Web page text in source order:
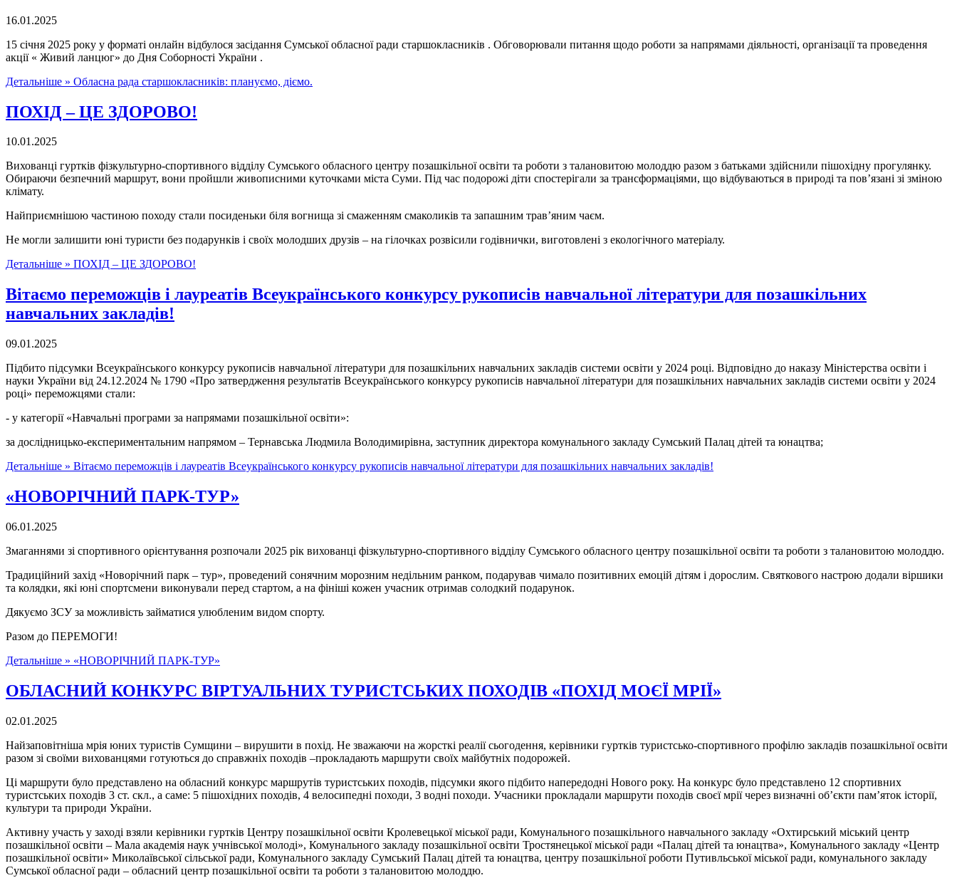
16.01.2025
15 січня 2025 року у форматі онлайн відбулося засідання Сумської обласної ради старшокласників . Обговорювали питання щодо роботи за напрямами діяльності, організації та проведення
акції « Живий ланцюг» до Дня Соборності України .
Детальніше » Обласна рада старшокласників: плануємо, діємо.
ПОХІД – ЦЕ ЗДОРОВО!
10.01.2025
Вихованці гуртків фізкультурно-спортивного відділу Сумського обласного центру позашкільної освіти та роботи з талановитою молоддю разом з батьками здійснили пішохідну прогулянку.
Обираючи безпечний маршрут, вони пройшли живописними куточками міста Суми. Під час подорожі діти спостерігали за трансформаціями, що відбуваються в природі та пов’язані зі зміною
клімату.
Найприємнішою частиною походу стали посиденьки біля вогнища зі смаженням смаколиків та запашним трав’яним чаєм.
Не могли залишити юні туристи без подарунків і своїх молодших друзів – на гілочках розвісили годівнички, виготовлені з екологічного матеріалу.
Детальніше » ПОХІД – ЦЕ ЗДОРОВО!
Вітаємо переможців і лауреатів Всеукраїнського конкурсу рукописів навчальної літератури для позашкільних
навчальних закладів!
09.01.2025
Підбито підсумки Всеукраїнського конкурсу рукописів навчальної літератури для позашкільних навчальних закладів системи освіти у 2024 році. Відповідно до наказу Міністерства освіти і
науки України від 24.12.2024 № 1790 «Про затвердження результатів Всеукраїнського конкурсу рукописів навчальної літератури для позашкільних навчальних закладів системи освіти у 2024
році» переможцями стали:
- у категорії «Навчальні програми за напрямами позашкільної освіти»:
за дослідницько-експериментальним напрямом – Тернавська Людмила Володимирівна, заступник директора комунального закладу Сумський Палац дітей та юнацтва;
Детальніше » Вітаємо переможців і лауреатів Всеукраїнського конкурсу рукописів навчальної літератури для позашкільних навчальних закладів!
«НОВОРІЧНИЙ ПАРК-ТУР»
06.01.2025
Змаганнями зі спортивного орієнтування розпочали 2025 рік вихованці фізкультурно-спортивного відділу Сумського обласного центру позашкільної освіти та роботи з талановитою молоддю.
Традиційний захід «Новорічний парк – тур», проведений сонячним морозним недільним ранком, подарував чимало позитивних емоцій дітям і дорослим. Святкового настрою додали віршики
та колядки, які юні спортсмени виконували перед стартом, а на фініші кожен учасник отримав солодкий подарунок.
Дякуємо ЗСУ за можливість займатися улюбленим видом спорту.
Разом до ПЕРЕМОГИ!
Детальніше » «НОВОРІЧНИЙ ПАРК-ТУР»
ОБЛАСНИЙ КОНКУРС ВІРТУАЛЬНИХ ТУРИСТСЬКИХ ПОХОДІВ «ПОХІД МОЄЇ МРІЇ»
02.01.2025
Найзаповітніша мрія юних туристів Сумщини – вирушити в похід. Не зважаючи на жорсткі реалії сьогодення, керівники гуртків туристсько-спортивного профілю закладів позашкільної освіти
разом зі своїми вихованцями готуються до справжніх походів –прокладають маршрути своїх майбутніх подорожей.
Ці маршрути було представлено на обласний конкурс маршрутів туристських походів, підсумки якого підбито напередодні Нового року. На конкурс було представлено 12 спортивних
туристських походів 3 ст. скл., а саме: 5 пішохідних походів, 4 велосипедні походи, 3 водні походи. Учасники прокладали маршрути походів своєї мрії через визначні об’єкти пам’яток історії,
культури та природи України.
Активну участь у заході взяли керівники гуртків Центру позашкільної освіти Кролевецької міської ради, Комунального позашкільного навчального закладу «Охтирський міський центр
позашкільної освіти – Мала академія наук учнівської молоді», Комунального закладу позашкільної освіти Тростянецької міської ради «Палац дітей та юнацтва», Комунального закладу «Центр
позашкільної освіти» Миколаївської сільської ради, Комунального закладу Сумський Палац дітей та юнацтва, центру позашкільної роботи Путивльської міської ради, комунального закладу
Сумської обласної ради – обласний центр позашкільної освіти та роботи з талановитою молоддю.